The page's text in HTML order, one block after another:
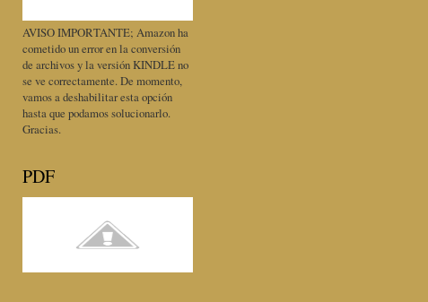
AVISO IMPORTANTE; Amazon ha
cometido un error en la conversión
de archivos y la versión KINDLE no
se ve correctamente. De momento,
vamos a deshabilitar esta opción
hasta que podamos solucionarlo.
Gracias.
PDF